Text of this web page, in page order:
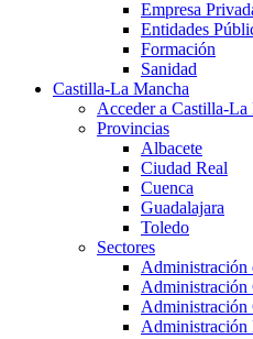
Empresa
Entidades
Formación
Sanidad
Castilla-La Mancha
Acceder a Castilla-La
Provincias
Albacete
Ciudad Real
Cuenca
Guadalajara
Toledo
Sectores
Administración
Administración
Administración
Administración